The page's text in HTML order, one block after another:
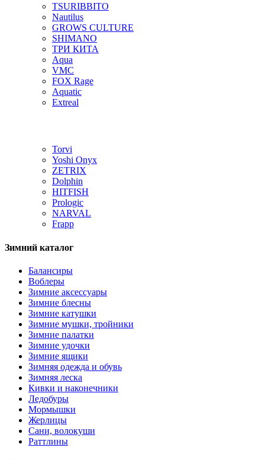
TSURIBBITO
Nautilus
GROWS CULTURE
SHIMANO
ТРИ КИТА
Aqua
VMC
FOX Rage
Aquatic
Extreal
Torvi
Yoshi Onyx
ZETRIX
Dolphin
HITFISH
Prologic
NARVAL
Frapp
Зимний каталог
Балансиры
Воблеры
Зимние аксессуары
Зимние блесны
Зимние катушки
Зимние мушки, тройники
Зимние палатки
Зимние удочки
Зимние ящики
Зимняя одежда и обувь
Зимняя леска
Кивки и наконечники
Ледобуры
Мормышки
Жерлицы
Сани, волокуши
Раттлины